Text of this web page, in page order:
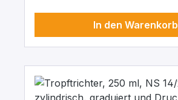
In den Warenkorb